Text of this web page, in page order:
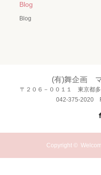
Blog
Blog
(有)舞企画
〒２０６－００１１ 東京都
042-375-2020
Copyright ©